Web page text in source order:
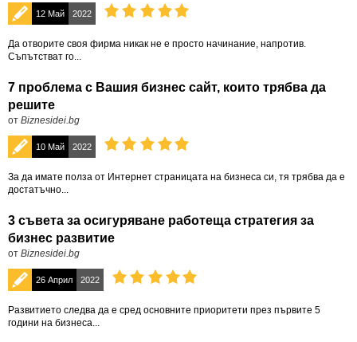
12 Май 2022
Да отворите своя фирма никак не е просто начинание, напротив.
Съпътстват го...
7 проблема с Вашия бизнес сайт, които трябва да
решите
от Biznesidei.bg
10 Май 2022
За да имате полза от Интернет страницата на бизнеса си, тя трябва да е
достатъчно...
3 съвета за осигуряване работеща стратегия за
бизнес развитие
от Biznesidei.bg
26 Април 2022
Развитието следва да е сред основните приоритети през първите 5
години на бизнеса...